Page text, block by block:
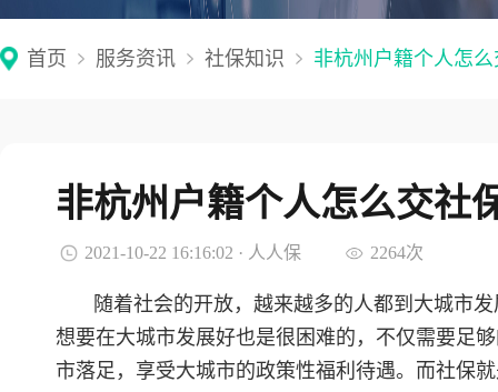
首页 服务资讯 社保知识 非杭州户籍个人怎
非杭州户籍个人怎么交社
2021-10-22 16:16:02 · 人人保 2264次
随着社会的开放，越来越多的人都到大城市
想要在大城市发展好也是很困难的，不仅需要足
市落足，享受大城市的政策性福利待遇。而社保